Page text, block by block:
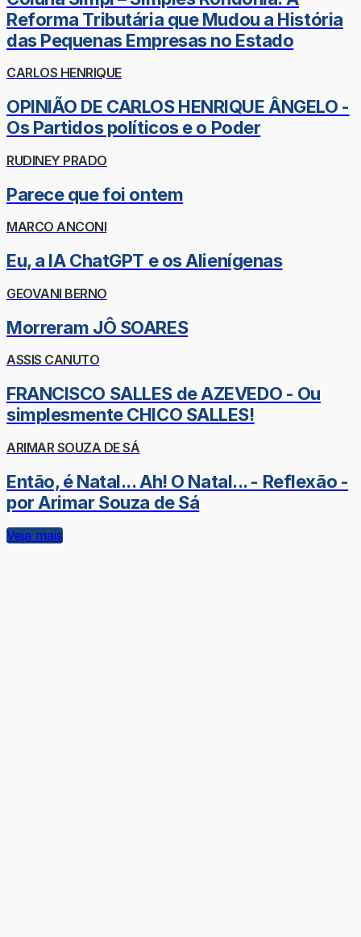
Reforma Tributária que Mudou a História
das Pequenas Empresas no Estado
CARLOS HENRIQUE
OPINIÃO DE CARLOS HENRIQUE ÂNGELO -
Os Partidos políticos e o Poder
RUDINEY PRADO
Parece que foi ontem
MARCO ANCONI
Eu, a IA ChatGPT e os Alienígenas
GEOVANI BERNO
Morreram JÔ SOARES
ASSIS CANUTO
FRANCISCO SALLES de AZEVEDO - Ou
simplesmente CHICO SALLES!
ARIMAR SOUZA DE SÁ
Então, é Natal... Ah! O Natal... - Reflexão -
por Arimar Souza de Sá
Veja mais